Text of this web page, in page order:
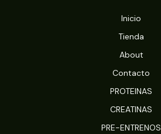
Inicio
Tienda
About
Contacto
PROTEINAS
CREATINAS
PRE-ENTRENOS